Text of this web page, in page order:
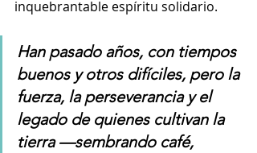
inquebrantable espíritu solidario.
Han pasado años, con tiempos
buenos y otros difíciles, pero la
fuerza, la perseverancia y el
legado de quienes cultivan la
tierra —sembrando café,